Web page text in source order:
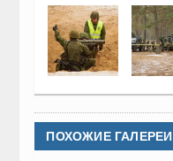
ПОХОЖИЕ ГАЛЕРЕИ